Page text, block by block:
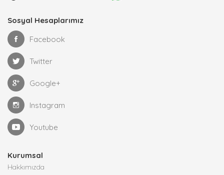
Sosyal Hesaplarımız
Facebook
Twitter
Google+
Instagram
Youtube
Kurumsal
Hakkımızda